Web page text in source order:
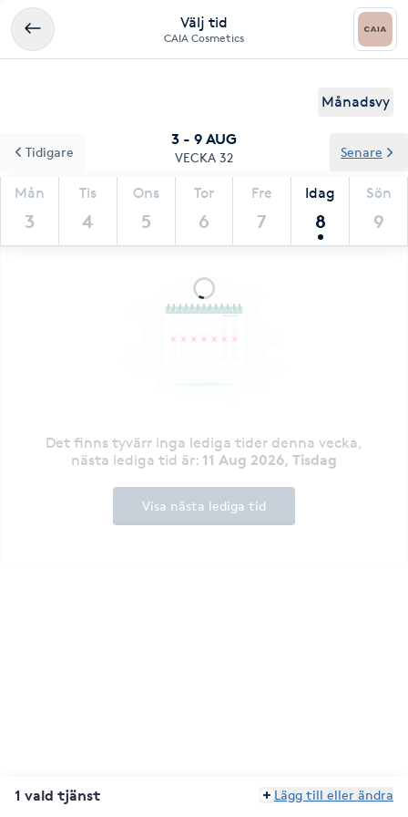
Välj tid
CAIA Cosmetics
Månadsvy
3 - 9 AUG
VECKA 32
Mån
3
Tis
4
Ons
5
Tor
6
Fre
7
Idag
8
Sön
9
Tidigare Senare
Det finns tyvärr inga lediga tider denna vecka,
nästa lediga tid är: 11 Aug 2026, Tisdag
Visa nästa lediga tid
1 vald tjänst Lägg till eller ändra